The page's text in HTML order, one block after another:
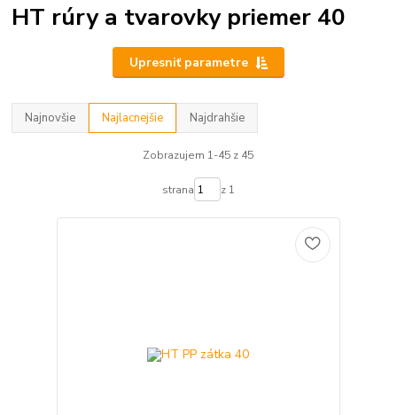
HT rúry a tvarovky priemer 40
Upresniť parametre
Najnovšie Najlacnejšie Najdrahšie
Zobrazujem 1-45 z 45
strana z 1